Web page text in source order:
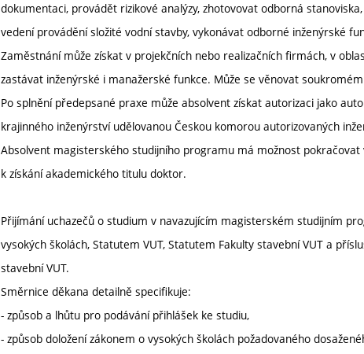
dokumentaci, provádět rizikové analýzy, zhotovovat odborná
vedení provádění složité vodní stavby, vykonávat odborné inženýrské
Zaměstnání může získat v projekčních nebo realizačních firmách, v
zastávat inženýrské i manažerské funkce. Může se věnovat
Po splnění předepsané praxe může absolvent získat autorizaci jako
krajinného inženýrství udělovanou Českou komorou autorizovaných
Absolvent magisterského studijního programu má možnost
k získání akademického titulu doktor.
Přijímání uchazečů o studium v navazujícím magisterském studijním
vysokých školách, Statutem VUT, Statutem Fakulty stavební VUT a
stavební VUT.
Směrnice děkana detailně specifikuje:
- způsob a lhůtu pro podávání přihlášek ke studiu,
- způsob doložení zákonem o vysokých školách požadovaného